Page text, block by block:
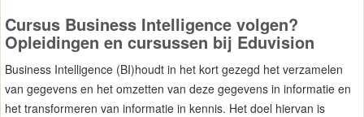
Cursus Business Intelligence volgen?
Opleidingen en cursussen bij Eduvision
Business Intelligence (BI)houdt in het kort gezegd het verzamelen
van gegevens en het omzetten van deze gegevens in informatie en
het transformeren van informatie in kennis. Het doel hiervan is